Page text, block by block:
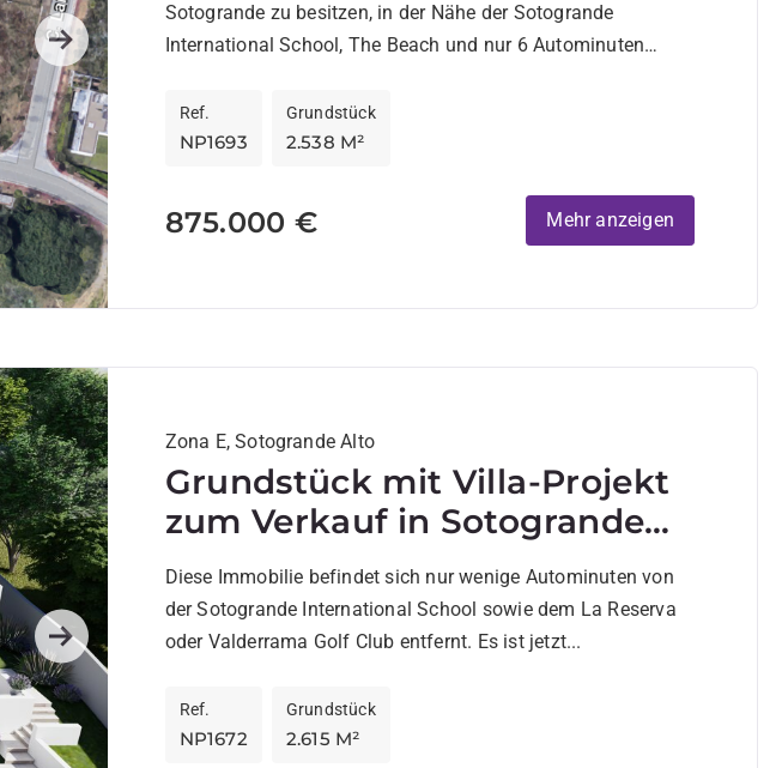
Next
Sotogrande zu besitzen, in der Nähe der Sotogrande
International School, The Beach und nur 6 Autominuten
NP1693
Ref.
2.538 M²
Grundstück
875.000 € Mehr anzeigen
Next
Zona E, Sotogrande Alto
Grundstück mit Villa-Projekt
zum Verkauf in Sotogrande
Alto, Sotogrande
Diese Immobilie befindet sich nur wenige Autominuten von
der Sotogrande International School sowie dem La Reserva
oder Valderrama Golf Club entfernt. Es ist jetzt...
NP1672
Ref.
2.615 M²
Grundstück